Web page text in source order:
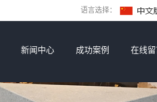
语言选择：
新闻中心 成功案例 在线